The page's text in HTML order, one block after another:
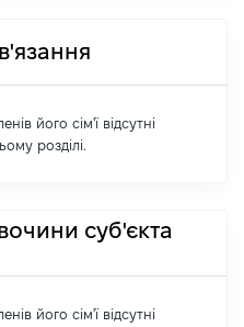
його сім'ї відсутні
розділі.
суб'єкта
його сім'ї відсутні